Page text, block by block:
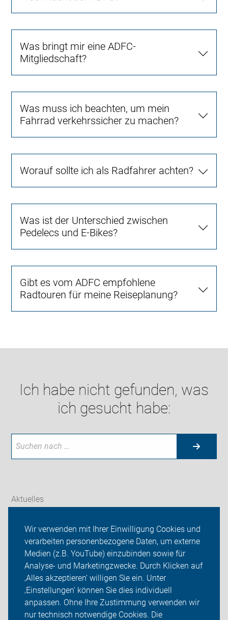
Wir verwenden mit Ihrer Einwilligung Cookies und
verarbeiten personenbezogene Daten, um externe
Medien (z.B. YouTube) einzubinden sowie für
Analyse- und Marketingzwecke. Durch Klicken auf
‚Alles akzeptieren‘ willigen Sie ein. Unter
‚Einstellungen‘ können Sie dies individuell
anpassen. Ohne Ihre Zustimmung verwenden wir
nur technisch notwendige Cookies. Die
Was bringt mir eine ADFC-
Mitgliedschaft?
Was muss ich beachten, um mein
Fahrrad verkehrssicher zu machen?
Worauf sollte ich als Radfahrer achten?
Was ist der Unterschied zwischen
Pedelecs und E-Bikes?
Gibt es vom ADFC empfohlene
Radtouren für meine Reiseplanung?
Ich habe nicht gefunden, was
ich gesucht habe:
Aktuelles
ADFC Bielefeld
Sei dabei
Presse
Login